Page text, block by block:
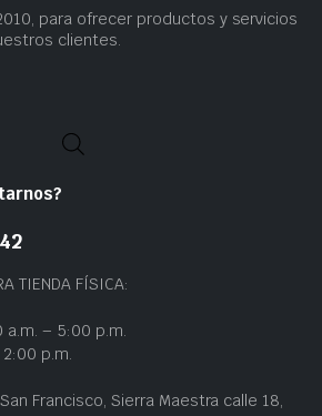
para ofrecer productos y servicios
clientes.
TIENDA FÍSICA:
a.m. – 5:00 p.m.
p.m.
Francisco, Sierra Maestra calle 18,